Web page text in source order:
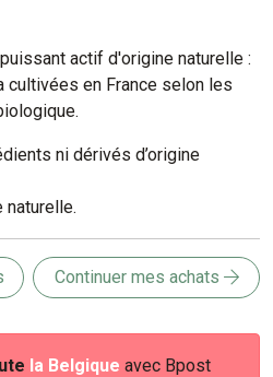
actif d'origine naturelle :
cultivées en France selon les
ni dérivés d’origine
naturelle.
Continuer mes achats
la Belgique avec Bpost